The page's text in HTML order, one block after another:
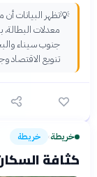
💡تظهر البيانات
معدلات
جنوب سيناء
تنويع الاقتصاد
خريطة› خريطة
كثافة